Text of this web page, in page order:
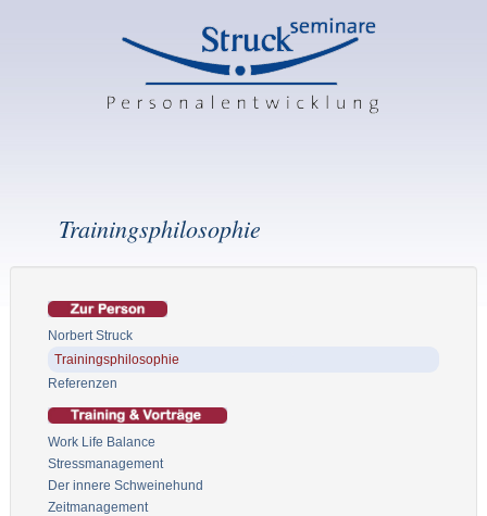
Trainingsphilosophie
Norbert Struck
Trainingsphilosophie
Referenzen
Work Life Balance
Stressmanagement
Der innere Schweinehund
Zeitmanagement